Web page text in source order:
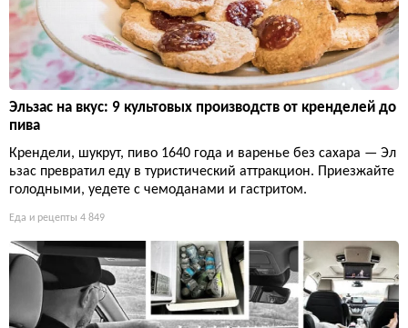
Эльзас на вкус: 9 культовых производств от кренделей до
пива
Крендели, шукрут, пиво 1640 года и варенье без сахара — Эл
ьзас превратил еду в туристический аттракцион. Приезжайте
голодными, уедете с чемоданами и гастритом.
Еда и рецепты 4 849